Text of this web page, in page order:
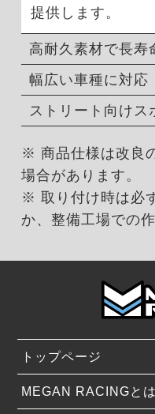
提供します。
高耐久素材で長寿
幅広い車種に対応
ストリート向け
※ 商品仕様は改良
場合があります。
※ 取り付け時は必
か、整備工場での
トップページ
MEGAN RACINGとは